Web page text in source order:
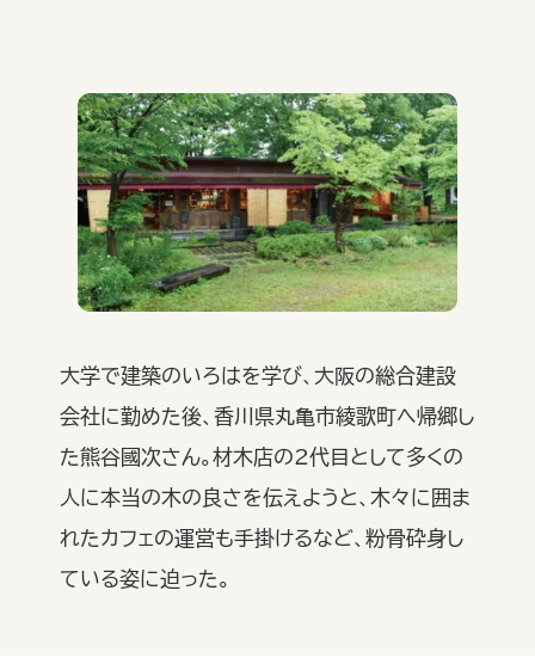
大学で建築のいろはを学び、大阪の総合建設
会社に勤めた後、香川県丸亀市綾歌町へ帰郷し
た熊谷國次さん。材木店の2代目として多くの
人に本当の木の良さを伝えようと、木々に囲ま
れたカフェの運営も手掛けるなど、粉骨砕身し
ている姿に迫った。